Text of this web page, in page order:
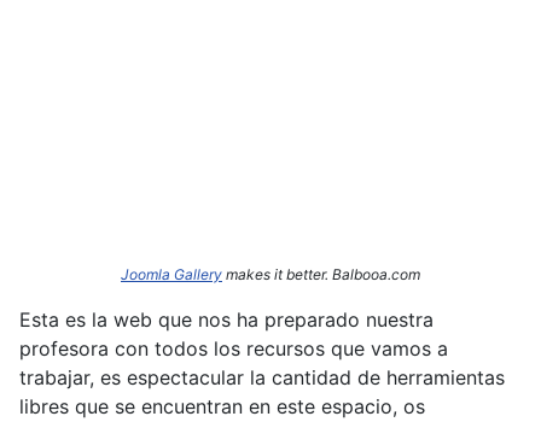
Joomla Gallery makes it better. Balbooa.com
Esta es la web que nos ha preparado nuestra
profesora con todos los recursos que vamos a
trabajar, es espectacular la cantidad de herramientas
libres que se encuentran en este espacio, os